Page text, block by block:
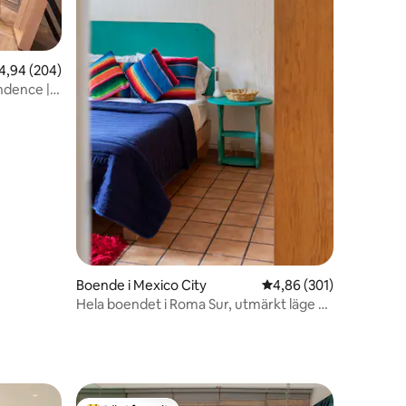
av 5 i genomsnittligt betyg, 204 omdömen
(204)
|
Boende i Mexico City 4,86 av 5 i
4,86 (301)
Hela boendet i Roma Sur, utmärkt läge –